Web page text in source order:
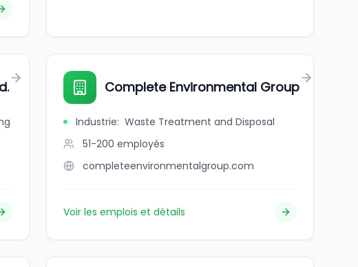
Complete Environmental Group
Industrie: Waste Treatment and Disposal
51-200 employés
completeenvironmentalgroup.com
Voir les emplois et détails